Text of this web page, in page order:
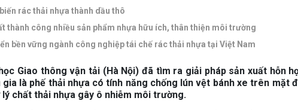
rác thải nhựa thành dầu thô
thành công nhiều sản phẩm nhựa hữu ích, thân thiện môi trường
bền vững ngành công nghiệp tái chế rác thải nhựa tại Việt Nam
Giao thông vận tải (Hà Nội) đã tìm ra giải pháp sản xuất hỗn
gia là phế thải nhựa có tính năng chống lún vệt bánh xe trên mặt
lý chất thải nhựa gây ô nhiễm môi trường.